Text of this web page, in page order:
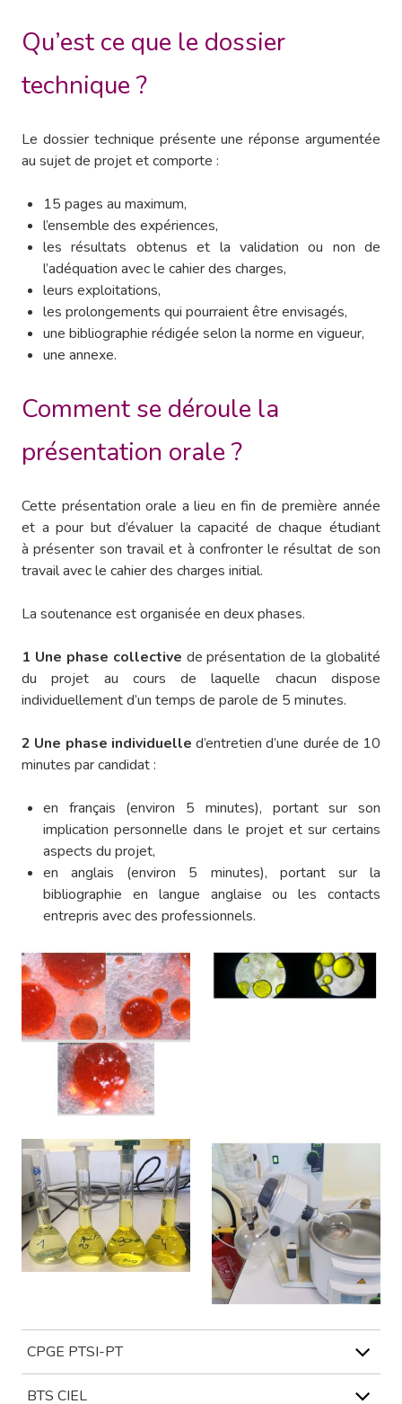
Qu’est ce que le dossier
technique ?
Le dossier technique présente une réponse argumentée
au sujet de projet et comporte :
15 pages au maximum,
l’ensemble des expériences,
les résultats obtenus et la validation ou non de
l’adéquation avec le cahier des charges,
leurs exploitations,
les prolongements qui pourraient être envisagés,
une bibliographie rédigée selon la norme en vigueur,
une annexe.
Comment se déroule la
présentation orale ?
Cette présentation orale a lieu en fin de première année
et a pour but d’évaluer la capacité de chaque étudiant
à présenter son travail et à confronter le résultat de son
travail avec le cahier des charges initial.
La soutenance est organisée en deux phases.
1 Une phase collective de présentation de la globalité
du projet au cours de laquelle chacun dispose
individuellement d’un temps de parole de 5 minutes.
2 Une phase individuelle d’entretien d’une durée de 10
minutes par candidat :
en français (environ 5 minutes), portant sur son
implication personnelle dans le projet et sur certains
aspects du projet,
en anglais (environ 5 minutes), portant sur la
bibliographie en langue anglaise ou les contacts
entrepris avec des professionnels.
CPGE PTSI-PT
BTS CIEL